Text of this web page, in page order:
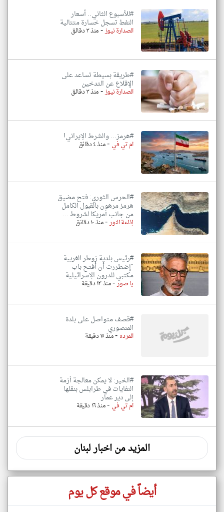
#للأسبوع الثاني.. أسعار
النفط تسجل خسارة متتالية
الصدارة نيوز-منذ ٣ دقائق
#طريقة بسيطة تساعد على
الإقلاع عن التدخين
الصدارة نيوز-منذ ٣ دقائق
#هرمز... والشرط الإيراني!
ام تي في -منذ ٤ دقائق
#الحرس الثوري: فتح مضيق
هرمز مرهون بالقبول الكامل
من جانب أمريكا لشروط ...
إذاعة النور-منذ ١٠ دقائق
#رئيس بلدية زوطر الغربية:
"إضطررت أن أفتح باب
مكتبي للدرون الإسرائيلية
يا صور-منذ ١٣ دقيقة
#قصف متواصل على بلدة
المنصوري
المرده-منذ ١٥ دقيقة
#الخير: لا يمكن معالجة أزمة
النفايات في طرابلس بنقلها
إلى دير عمار
ام تي في -منذ ١٦ دقيقة
المزيد من اخبار لبنان
أيضاً في موقع كل يوم